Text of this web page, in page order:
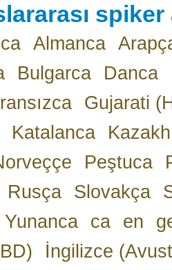
Almanca
Bulgarca Danca
Gujarati
Katalanca
Kazakh
Peştuca
Rusça Slovakça
Yunanca ca en
İngilizce